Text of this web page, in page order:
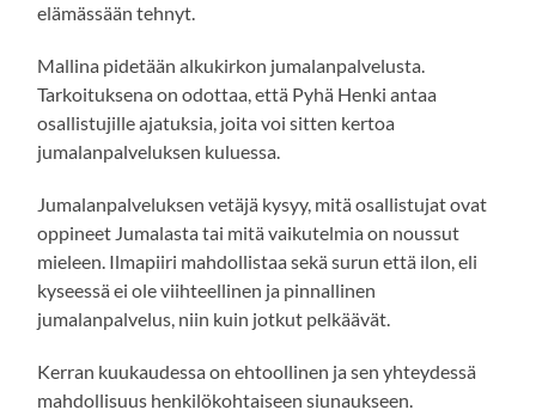
elämässään tehnyt.
Mallina pidetään alkukirkon jumalanpalvelusta.
Tarkoituksena on odottaa, että Pyhä Henki antaa
osallistujille ajatuksia, joita voi sitten kertoa
jumalanpalveluksen kuluessa.
Jumalanpalveluksen vetäjä kysyy, mitä osallistujat ovat
oppineet Jumalasta tai mitä vaikutelmia on noussut
mieleen. Ilmapiiri mahdollistaa sekä surun että ilon, eli
kyseessä ei ole viihteellinen ja pinnallinen
jumalanpalvelus, niin kuin jotkut pelkäävät.
Kerran kuukaudessa on ehtoollinen ja sen yhteydessä
mahdollisuus henkilökohtaiseen siunaukseen.